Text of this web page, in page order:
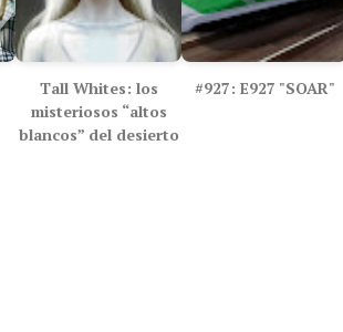
Tall Whites: los
misteriosos “altos
blancos” del desierto
#927: E927 "SOAR"